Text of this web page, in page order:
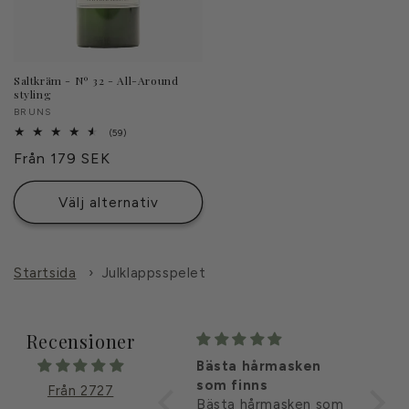
Saltkräm - Nº 32 - All-Around
styling
Säljare:
BRUNS
(59)59
Ordinarie
pris
Från 179 SEK
Välj alternativ
Startsida › Julklappsspelet
Recensioner
Från 2727
Bästa hårmasken
som finns
Den bästa rent ut
sagt!
Super bra hårmask!